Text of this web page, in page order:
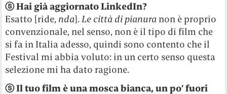
ⓢ Hai già aggiornato LinkedIn?
Esatto [ride, nda].Le città di pianura non è proprio
convenzionale, nel senso, non è il tipo di film che
si fa in Italia adesso, quindi sono contento che il
Festival mi abbia voluto: in un certo senso questa
selezione mi ha dato ragione.
ⓢ Il tuo film è una mosca bianca, un po’ fuori